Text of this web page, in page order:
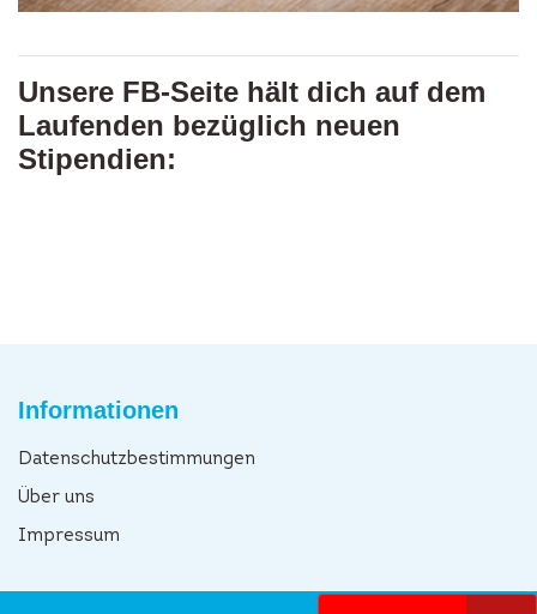
Unsere FB-Seite hält dich auf dem
Laufenden bezüglich neuen
Stipendien:
Informationen
Datenschutzbestimmungen
Über uns
Impressum